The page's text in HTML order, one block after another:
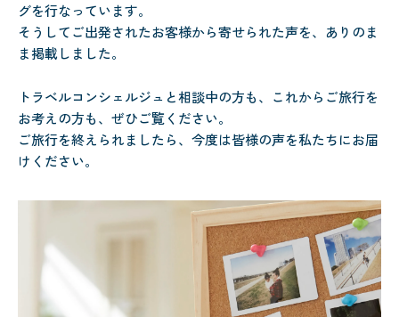
グを行なっています。
そうしてご出発されたお客様から寄せられた声を、ありのま
ま掲載しました。
トラベルコンシェルジュと相談中の方も、これからご旅行を
お考えの方も、ぜひご覧ください。
ご旅行を終えられましたら、今度は皆様の声を私たちにお届
けください。